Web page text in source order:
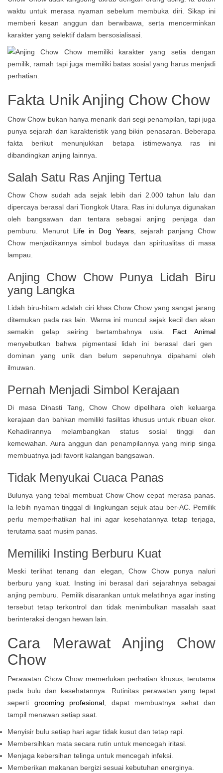
waktu untuk merasa nyaman sebelum membuka diri. Sikap ini
memberi kesan anggun dan berwibawa, serta mencerminkan
karakter yang selektif dalam bersosialisasi.
Fakta Unik Anjing Chow Chow
Chow Chow bukan hanya menarik dari segi penampilan, tapi juga
punya sejarah dan karakteristik yang bikin penasaran. Beberapa
fakta berikut menunjukkan betapa istimewanya ras ini
dibandingkan anjing lainnya.
Salah Satu Ras Anjing Tertua
Chow Chow sudah ada sejak lebih dari 2.000 tahun lalu dan
dipercaya berasal dari Tiongkok Utara. Ras ini dulunya digunakan
oleh bangsawan dan tentara sebagai anjing penjaga dan
pemburu. Menurut
Life in Dog Years, sejarah panjang Chow
Chow menjadikannya simbol budaya dan spiritualitas di masa
lampau.
Anjing Chow Chow Punya Lidah Biru
yang Langka
Lidah biru-hitam adalah ciri khas Chow Chow yang sangat jarang
ditemukan pada ras lain. Warna ini muncul sejak kecil dan akan
semakin gelap seiring bertambahnya usia. Fact Animal
menyebutkan bahwa pigmentasi lidah ini berasal dari gen
dominan yang unik dan belum sepenuhnya dipahami oleh
ilmuwan.
Pernah Menjadi Simbol Kerajaan
Di masa Dinasti Tang, Chow Chow dipelihara oleh keluarga
kerajaan dan bahkan memiliki fasilitas khusus untuk ribuan ekor.
Kehadirannya melambangkan status sosial tinggi dan
kemewahan. Aura anggun dan penampilannya yang mirip singa
membuatnya jadi favorit kalangan bangsawan.
Tidak Menyukai Cuaca Panas
Bulunya yang tebal membuat Chow Chow cepat merasa panas.
Ia lebih nyaman tinggal di lingkungan sejuk atau ber-AC. Pemilik
perlu memperhatikan hal ini agar kesehatannya tetap terjaga,
terutama saat musim panas.
Memiliki Insting Berburu Kuat
Meski terlihat tenang dan elegan, Chow Chow punya naluri
berburu yang kuat. Insting ini berasal dari sejarahnya sebagai
anjing pemburu. Pemilik disarankan untuk melatihnya agar insting
tersebut tetap terkontrol dan tidak menimbulkan masalah saat
berinteraksi dengan hewan lain.
Cara Merawat Anjing Chow
Chow
Perawatan Chow Chow memerlukan perhatian khusus, terutama
pada bulu dan kesehatannya. Rutinitas perawatan yang tepat
seperti grooming profesional , dapat membuatnya sehat dan
tampil menawan setiap saat.
Menyisir bulu setiap hari agar tidak kusut dan tetap rapi.
Membersihkan mata secara rutin untuk mencegah iritasi.
Menjaga kebersihan telinga untuk mencegah infeksi.
Memberikan makanan bergizi sesuai kebutuhan energinya.